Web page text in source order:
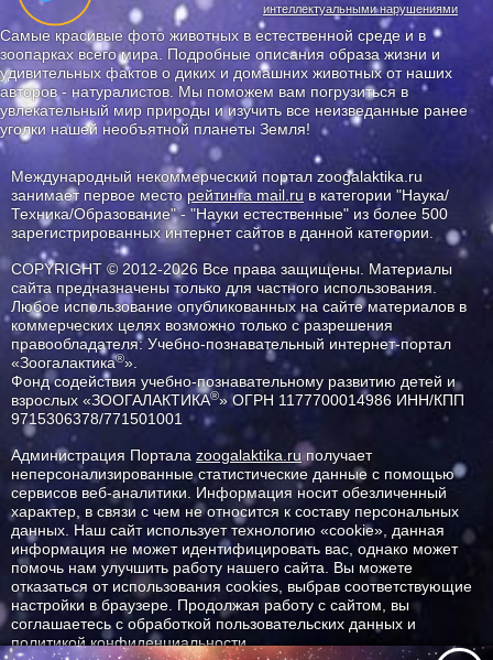
интеллектуальными нарушениями
Самые красивые фото животных в естественной среде и в
зоопарках всего мира. Подробные описания образа жизни и
удивительных фактов о диких и домашних животных от наших
авторов - натуралистов. Мы поможем вам погрузиться в
увлекательный мир природы и изучить все неизведанные ранее
уголки нашей необъятной планеты Земля!
Международный некоммерческий портал zoogalaktika.ru
занимает первое месторейтинга mail.ru в категории "Наука/
Техника/Образование" - "Науки естественные" из более 500
зарегистрированных интернет сайтов в данной категории.
COPYRIGHT © 2012-2026 Все права защищены. Материалы
сайта предназначены только для частного использования.
Любое использование опубликованных на сайте материалов в
коммерческих целях возможно только с разрешения
правообладателя: Учебно-познавательный интернет-портал
«Зоогалактика®».
Фонд содействия учебно-познавательному развитию детей и
взрослых «ЗООГАЛАКТИКА®» ОГРН 1177700014986 ИНН/КПП
9715306378/771501001
Администрация Портала zoogalaktika.ruполучает
неперсонализированные статистические данные с помощью
сервисов веб-аналитики. Информация носит обезличенный
характер, в связи с чем не относится к составу персональных
данных. Наш сайт использует технологию «cookie», данная
информация не может идентифицировать вас, однако может
помочь нам улучшить работу нашего сайта. Вы можете
отказаться от использования cookies, выбрав соответствующие
настройки в браузере. Продолжая работу с сайтом, вы
соглашаетесь с обработкой пользовательских данных и
политикой конфиденциальности.